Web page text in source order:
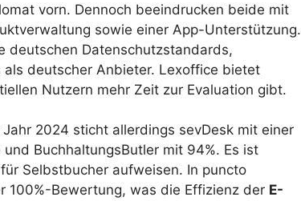
vorn. Dennoch beeindrucken beide mit
sowie einer App-Unterstützung.
deutschen Datenschutzstandards,
als deutscher Anbieter. Lexoffice bietet
Nutzern mehr Zeit zur Evaluation gibt.
2024 sticht allerdings sevDesk mit einer
BuchhaltungsButler mit 94%. Es ist
Selbstbucher aufweisen. In puncto
100%-Bewertung, was die Effizienz der E-